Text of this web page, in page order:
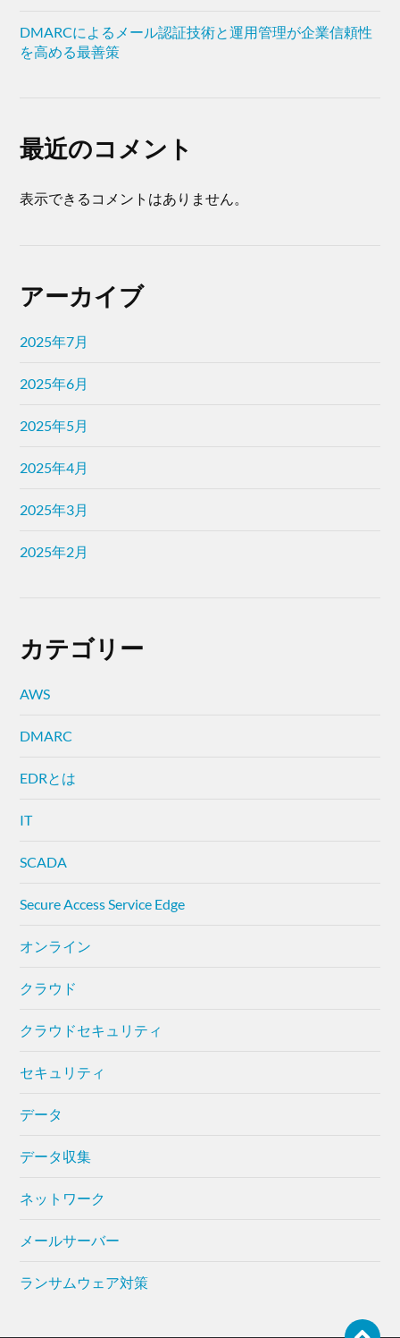
DMARCによるメール認証技術と運用管理が企業信頼性
を高める最善策
最近のコメント
表示できるコメントはありません。
アーカイブ
2025年7月
2025年6月
2025年5月
2025年4月
2025年3月
2025年2月
カテゴリー
AWS
DMARC
EDRとは
IT
SCADA
Secure Access Service Edge
オンライン
クラウド
クラウドセキュリティ
セキュリティ
データ
データ収集
ネットワーク
メールサーバー
ランサムウェア対策